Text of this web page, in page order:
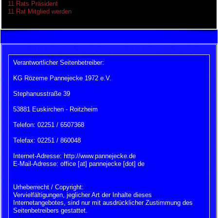
11 Rats Präsident
11 Rat Mitglied werden
Verantwortlicher Seitenbetreiber:
KG Rözeme Pannejecke 1972 e.V.
Stephanusstraße 39
53881 Euskirchen - Roitzheim
Telefon: 02251 / 6507368
Telefax: 02251 / 860048
Internet-Adresse: http://www.pannejecke.de
E-Mail-Adresse: office [at] pannejecke [dot] de
Urheberrecht / Copyright:
Vervielfältigungen, jeglicher Art der Inhalte dieses
Internetangebotes, sind nur mit ausdrücklicher Zustimmung des
Seitenbetreibers gestattet.